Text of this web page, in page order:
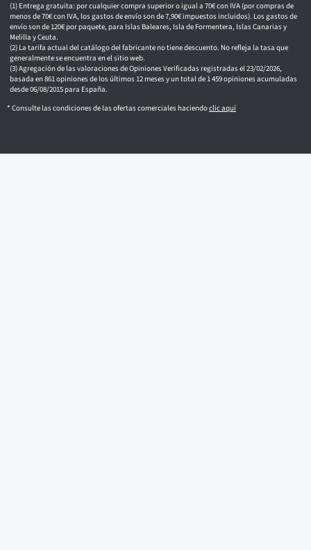
o
Entrega gratuita: por cualquier compra superior o igual a 70€ con IVA (por compras de
menos de 70€ con IVA, los gastos de envío son de 7,90€ impuestos incluidos). Los gastos de
envío son de 120€ por paquete, para Islas Baleares, Isla de Formentera, Islas Canarias y
Melilla y Ceuta.
La tarifa actual del catálogo del fabricante no tiene descuento. No refleja la tasa que
generalmente se encuentra en el sitio web.
Agregación de las valoraciones de Opiniones Verificadas registradas el 23/02/2026,
basada en 861 opiniones de los últimos 12 meses y un total de 1 459 opiniones acumuladas
desde 06/08/2015 para España.
* Consulte las condiciones de las ofertas comerciales haciendoclic aquí